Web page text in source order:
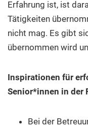
Erfahrung ist, ist
Tätigkeiten
nicht mag. Es gibt
übernommen wird
Inspirationen für
Senior*innen in der
Bei der